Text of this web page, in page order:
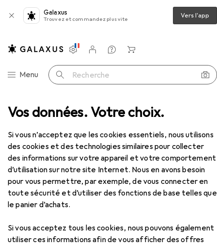
Vos données. Votre choix.
Si vous n’acceptez que les cookies essentiels, nous utilisons
des cookies et des technologies similaires pour collecter
des informations sur votre appareil et votre comportement
d’utilisation sur notre site Internet. Nous en avons besoin
pour vous permettre, par exemple, de vous connecter en
toute sécurité et d’utiliser des fonctions de base telles que
le panier d’achats.
Si vous acceptez tous les cookies, nous pouvons également
utiliser ces informations afin de vous afficher des offres
Galaxus
Trouvez et commandez plus vite Vers l'app
Navigation par catégorie
Menu Recherche
Paramètres
Compte client
Listes de comparaison
Listes d'envies
Panier
Écouteurs Mee Audio Casque InEar Pro
EUR
70,10
Mee AudioCasque InEar Pro
Filaire